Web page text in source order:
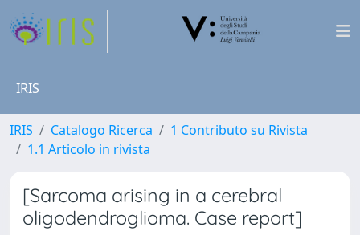
IRIS
IRIS Catalogo Ricerca
1 Contributo su Rivista
1.1 Articolo in rivista
[Sarcoma arising in a cerebral
oligodendroglioma. Case report]